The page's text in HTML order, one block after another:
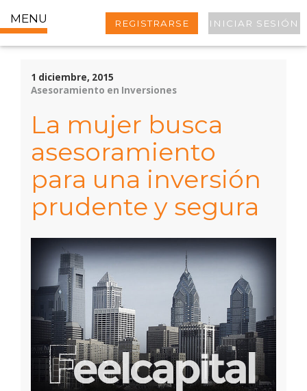
MENU REGISTRARSE INICIAR SESIÓN
1 diciembre, 2015
Asesoramiento en Inversiones
La mujer busca
asesoramiento
para una inversión
prudente y segura